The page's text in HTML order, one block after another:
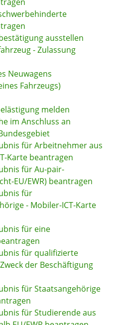
ausstellen
- Zulassung
Neuwagens
Fahrzeugs)
melden
im Anschluss an
für Arbeitnehmer aus
Karte beantragen
für Au-pair-
EU/EWR) beantragen
für
- Mobiler-ICT-Karte
für eine
für qualifizierte
der Beschäftigung
für Staatsangehörige
für Studierende aus